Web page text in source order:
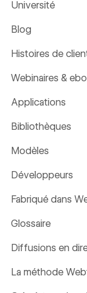
Université
Blog
Histoires de
Webinaires &
Applications
Bibliothèques
Modèles
Développeurs
Fabriqué dans
Glossaire
Diffusions en
La méthode